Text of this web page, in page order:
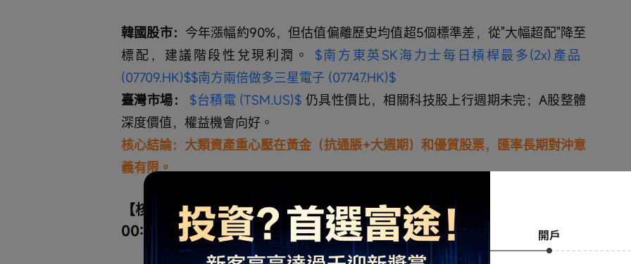
韓國股市： 今年漲幅約90%，但估值偏離歷史均值超5個標準差，從"大幅超配"降至
標配，建議階段性兌現利潤。 $南方東英SK海力士每日槓桿最多(2x)產品
(07709.HK)$$南方兩倍做多三星電子 (07747.HK)$
臺灣市場： $台積電 (TSM.US)$ 仍具性價比，相關科技股上行週期未完；A股整體
深度價值，權益機會向好。
核心結論：大類資產重心壓在黃金（抗通脹+大週期）和優質股票，匯率長期對沖意
義有限。
【核心風險：科技大廠Capex缺口，信號需持續跟蹤】（00:31:45 ~
00:39:25）